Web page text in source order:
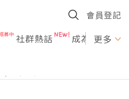
會員登記
社群熱話 成為U更多